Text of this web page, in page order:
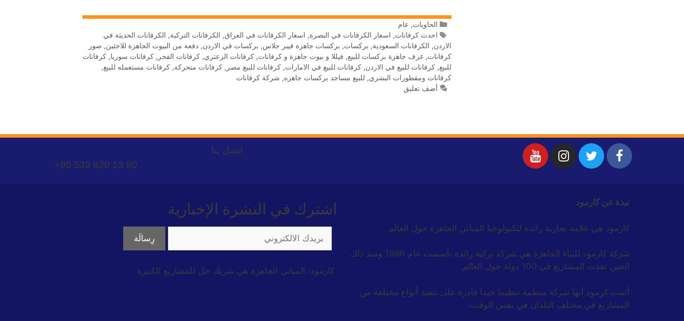
الحاويات, عام
احدث كرفانات, اسعار الكرفانات في البصرة, اسعار الكرفانات في العراق, الكرفانات التركية, الكرفانات الحديثة في
الاردن, الكرفانات السعودية, بركسات, بركسات جاهزة فيبر جلاس, بركسات في الاردن, دفعة من البيوت الجاهزة للاجئين, صور
كرفانات, غرف جاهزة بركسات للبيع, فيللا و بيوت جاهزة و كرفانات, كرفانات الزعتري, كرفانات الفجر , كرفانات سوريا, كرفانات
للبيع, كرفانات للبيع في الاردن, كرفانات للبيع في الامارات, كرفانات للبيع مصر , كرفانات متحركه, كرفانات مستعمله للبيع,
كرفانات ومقطورات البشري, للبيع مساجد بركسات جاهزه, ‫شركة كرفانات
أضف تعليق
اتصل بنا
+90 539 920 13 80
نبذة عن كارمود
كارمود هي علامة تجارية رائدة لتكنولوجيا المباني الجاهزة حول العالم.
شركة كارمود للبناء الجاهزة هي شركة تركية رائدة تأسست عام 1986 ومنذ ذلك
الحين نفذت المشاريع في 100 دولة حول العالم.
أثبتت كرمود أنها شركة منظمة تنظيما جيدا قادرة على تنفيذ أنواع مختلفة من
المشاريع في مختلف البلدان في نفس الوقت.
اشترك في النشرة الإخبارية
كارمود: المباني الجاهزة هي شريك حل للمشاريع الكبيرة